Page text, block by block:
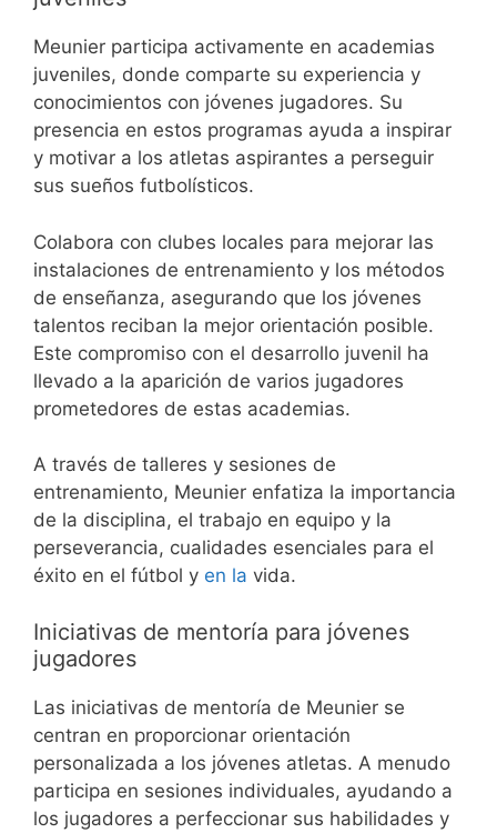
Meunier participa activamente en academias
juveniles, donde comparte su experiencia y
conocimientos con jóvenes jugadores. Su
presencia en estos programas ayuda a inspirar
y motivar a los atletas aspirantes a perseguir
sus sueños futbolísticos.
Colabora con clubes locales para mejorar las
instalaciones de entrenamiento y los métodos
de enseñanza, asegurando que los jóvenes
talentos reciban la mejor orientación posible.
Este compromiso con el desarrollo juvenil ha
llevado a la aparición de varios jugadores
prometedores de estas academias.
A través de talleres y sesiones de
entrenamiento, Meunier enfatiza la importancia
de la disciplina, el trabajo en equipo y la
perseverancia, cualidades esenciales para el
éxito en el fútbol y en la vida.
Iniciativas de mentoría para jóvenes
jugadores
Las iniciativas de mentoría de Meunier se
centran en proporcionar orientación
personalizada a los jóvenes atletas. A menudo
participa en sesiones individuales, ayudando a
los jugadores a perfeccionar sus habilidades y